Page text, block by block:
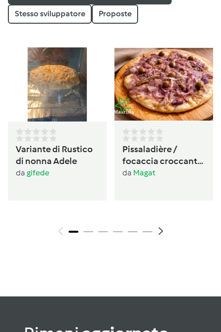
Stesso sviluppatore Proposte
Variante di Rustico
di nonna Adele
da gifede
Pissaladière /
focaccia croccante
provenzale alle
da Magat